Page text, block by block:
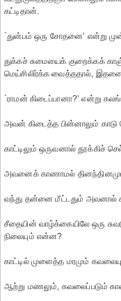
கட்டிதான்.
`துன்பம் ஒரு சோதனை’ என்று
துக்கச் சுமையைக் குறைக்கக்
மெய்சிலிர்க்க வைத்ததால்,
`ராமன் கிடைப்பானா?’ என்று
அவன் கிடைத்த பின்னாலும்
காட்டிலும் ஒருவனால் தூக்கிச்
அவனைக் காணாமல்
வந்து தன்னை மீட்டதும் அவனால்
சீதையின் வாழ்க்கையிலே ஒரு
நிலையும் என்ன?
காட்டில் முளைத்த மரமும்
ஆற்று மணலும், கவலைப்படும்